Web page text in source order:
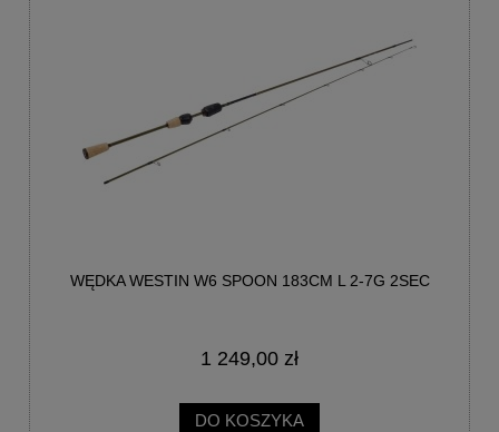
WĘDKA WESTIN W6 SPOON 183CM L 2-7G 2SEC
1 249,00 zł
DO KOSZYKA